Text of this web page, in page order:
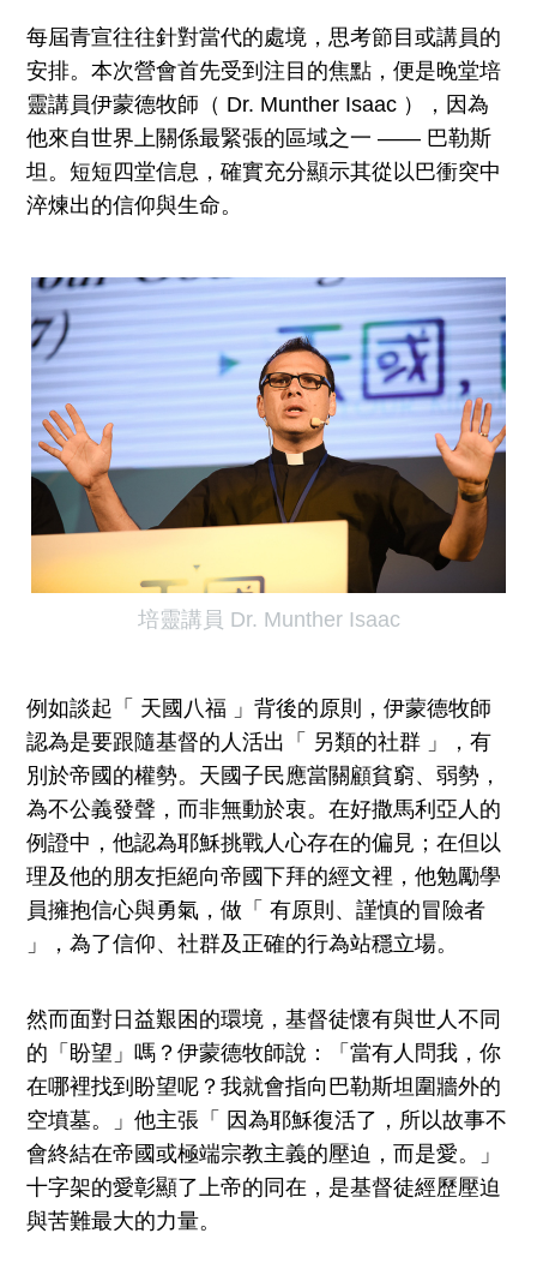
每屆青宣往往針對當代的處境，思考節目或講員的
安排。本次營會首先受到注目的焦點，便是晚堂培
靈講員伊蒙德牧師（ Dr. Munther Isaac ），因為
他來自世界上關係最緊張的區域之一 —— 巴勒斯
坦。短短四堂信息，確實充分顯示其從以巴衝突中
淬煉出的信仰與生命。
培靈講員 Dr. Munther Isaac
例如談起「 天國八福 」背後的原則，伊蒙德牧師
認為是要跟隨基督的人活出「 另類的社群 」，有
別於帝國的權勢。天國子民應當關顧貧窮、弱勢，
為不公義發聲，而非無動於衷。在好撒馬利亞人的
例證中，他認為耶穌挑戰人心存在的偏見；在但以
理及他的朋友拒絕向帝國下拜的經文裡，他勉勵學
員擁抱信心與勇氣，做「 有原則、謹慎的冒險者
」，為了信仰、社群及正確的行為站穩立場。
然而面對日益艱困的環境，基督徒懷有與世人不同
的「盼望」嗎？伊蒙德牧師說：「當有人問我，你
在哪裡找到盼望呢？我就會指向巴勒斯坦圍牆外的
空墳墓。」他主張「 因為耶穌復活了，所以故事不
會終結在帝國或極端宗教主義的壓迫，而是愛。」
十字架的愛彰顯了上帝的同在，是基督徒經歷壓迫
與苦難最大的力量。